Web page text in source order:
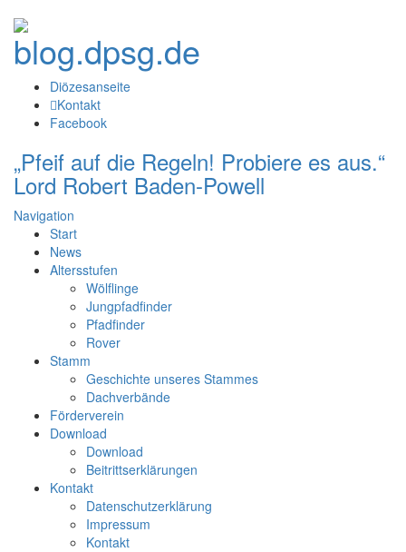
Diözesanseite
Kontakt
Facebook
„Pfeif auf die Regeln! Probiere es aus.“
Lord Robert Baden-Powell
Navigation
Start
News
Altersstufen
Wölflinge
Jungpfadfinder
Pfadfinder
Rover
Stamm
Geschichte unseres Stammes
Dachverbände
Förderverein
Download
Download
Beitrittserklärungen
Kontakt
Datenschutzerklärung
Impressum
Kontakt